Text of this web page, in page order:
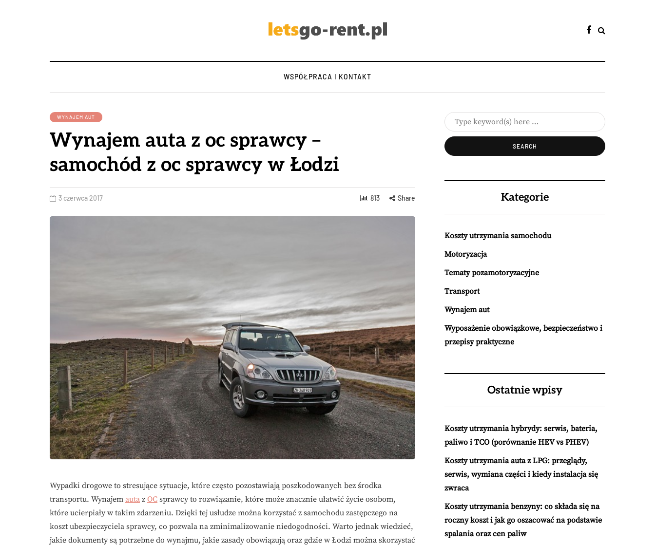
WSPÓŁPRACA I KONTAKT
WYNAJEM AUT
Wynajem auta z oc sprawcy –
samochód z oc sprawcy w Łodzi
3 czerwca 2017 813 Share
Wypadki drogowe to stresujące sytuacje, które często pozostawiają poszkodowanych bez środka
transportu. Wynajem auta z OC sprawcy to rozwiązanie, które może znacznie ułatwić życie osobom,
które ucierpiały w takim zdarzeniu. Dzięki tej usłudze można korzystać z samochodu zastępczego na
koszt ubezpieczyciela sprawcy, co pozwala na zminimalizowanie niedogodności. Warto jednak wiedzieć,
jakie dokumenty są potrzebne do wynajmu, jakie zasady obowiązują oraz gdzie w Łodzi można skorzystać
Kategorie
Koszty utrzymania samochodu
Motoryzacja
Tematy pozamotoryzacyjne
Transport
Wynajem aut
Wyposażenie obowiązkowe, bezpieczeństwo i
przepisy praktyczne
Ostatnie wpisy
Koszty utrzymania hybrydy: serwis, bateria,
paliwo i TCO (porównanie HEV vs PHEV)
Koszty utrzymania auta z LPG: przeglądy,
serwis, wymiana części i kiedy instalacja się
zwraca
Koszty utrzymania benzyny: co składa się na
roczny koszt i jak go oszacować na podstawie
spalania oraz cen paliw